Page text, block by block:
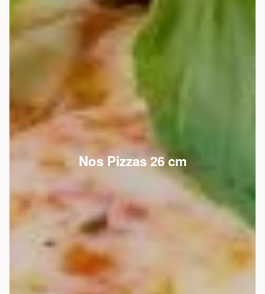
Nos Pizzas 26 cm